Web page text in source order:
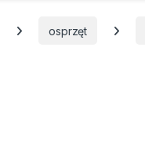
osprzęt